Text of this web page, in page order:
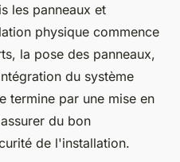
les panneaux et
physique commence
la pose des panneaux,
du système
termine par une mise en
du bon
de l'installation.